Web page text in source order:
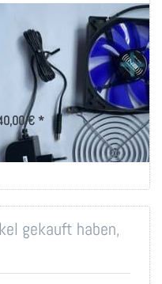
1-3 Silent Lüfter
120mm zum
Selbsteinbau
Flüster-Lüfter als Bausatz für
eigene Projekte
€ *
gekauft haben,